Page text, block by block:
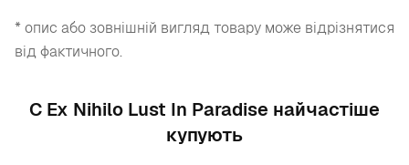
* опис або зовнішній вигляд товару може відрізнятися
від фактичного.
С Ex Nihilo Lust In Paradise найчастіше
купують